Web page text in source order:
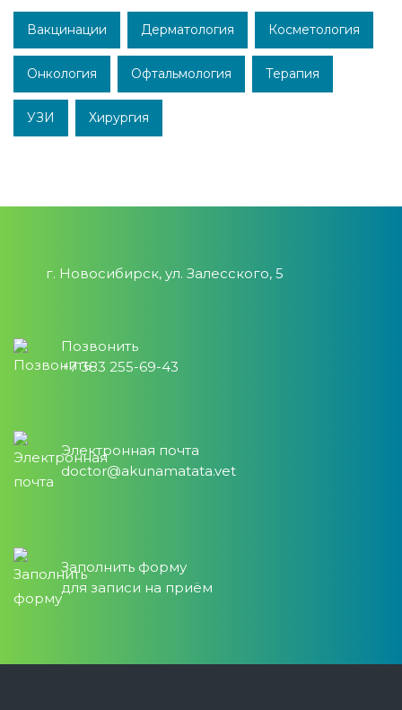
Вакцинации Дерматология Косметология
Онкология Офтальмология Терапия
УЗИ Хирургия
г. Новосибирск, ул. Залесского, 5
Позвонить
+7 383 255-69-43
Электронная почта
doctor@akunamatata.vet
Заполнить форму
для записи на приём